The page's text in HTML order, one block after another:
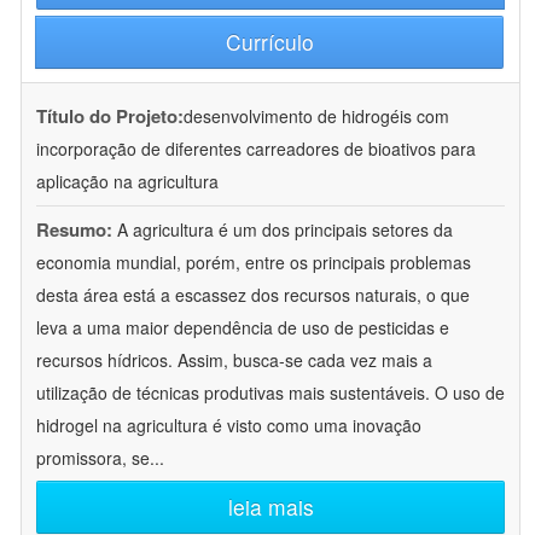
Currículo
Título do Projeto:desenvolvimento de hidrogéis com
incorporação de diferentes carreadores de bioativos para
aplicação na agricultura
Resumo: A agricultura é um dos principais setores da
economia mundial, porém, entre os principais problemas
desta área está a escassez dos recursos naturais, o que
leva a uma maior dependência de uso de pesticidas e
recursos hídricos. Assim, busca-se cada vez mais a
utilização de técnicas produtivas mais sustentáveis. O uso de
hidrogel na agricultura é visto como uma inovação
promissora, se...
leia mais